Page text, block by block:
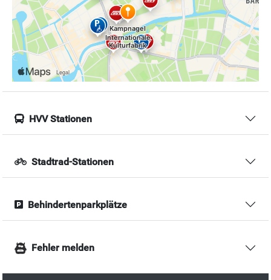
HVV Stationen
Stadtrad-Stationen
Behindertenparkplätze
Fehler melden